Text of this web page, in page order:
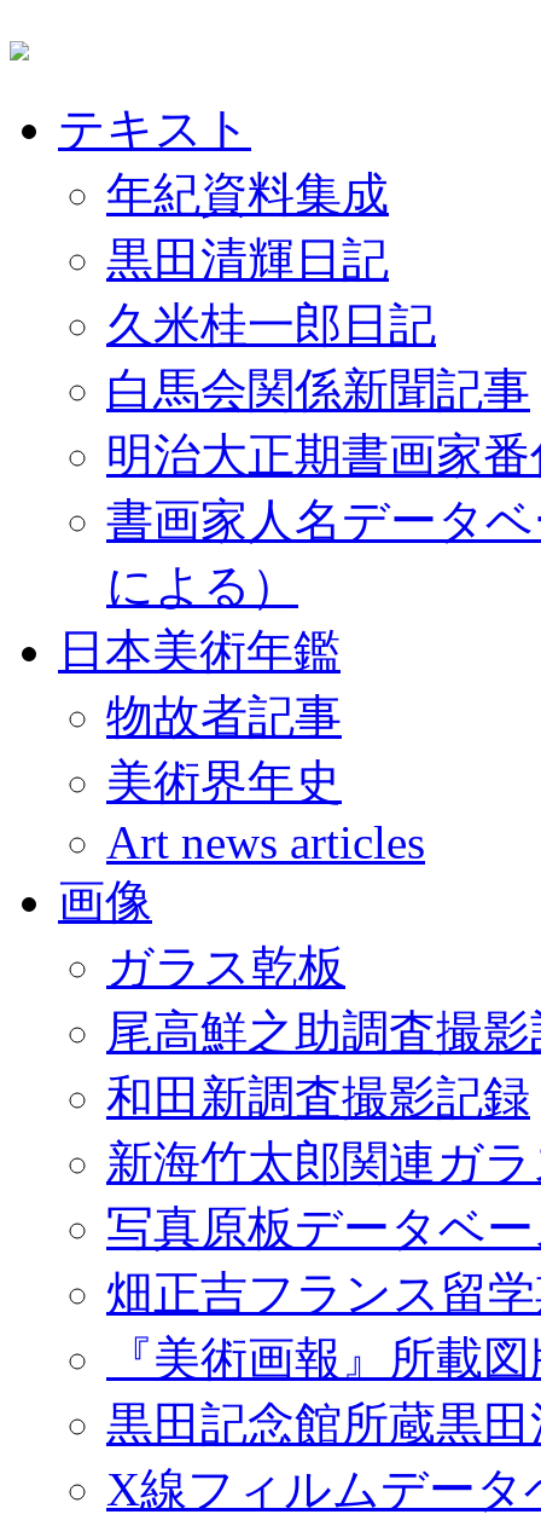
テキスト
年紀資料集成
黒田清輝日記
久米桂一郎日記
白馬会関係新聞記事
明治大正期書画家
書画家人名データ
による）
日本美術年鑑
物故者記事
美術界年史
Art news articles
画像
ガラス乾板
尾高鮮之助調査撮
和田新調査撮影記録
新海竹太郎関連ガ
写真原板データベ
畑正吉フランス留
『美術画報』所載
黒田記念館所蔵黒
X線フィルムデータ